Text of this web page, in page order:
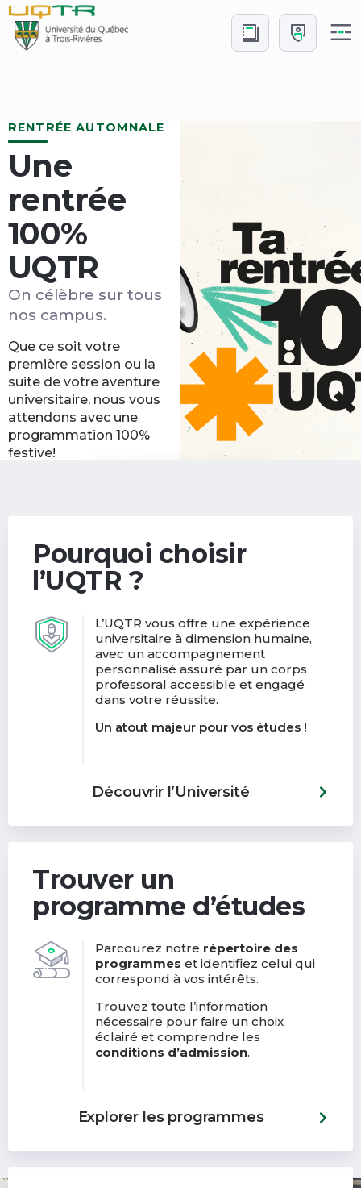
Aller
au
contenu
Aller
Connexion
Accueil
RENTRÉE AUTOMNALE
Une
rentrée
100%
UQTR
On célèbre sur tous
nos campus.
Que ce soit votre
première session ou la
suite de votre aventure
universitaire, nous vous
attendons avec une
programmation 100%
festive!
Pourquoi choisir
l’UQTR ?
L’UQTR vous offre une expérience
universitaire à dimension humaine,
avec un accompagnement
personnalisé assuré par un corps
professoral accessible et engagé
dans votre réussite.
Un atout majeur pour vos études !
Découvrir l’Université
Trouver un
programme d’études
Parcourez notre répertoire des
programmes et identifiez celui qui
correspond à vos intérêts.
Trouvez toute l’information
nécessaire pour faire un choix
éclairé et comprendre les
conditions d’admission.
Explorer les programmes